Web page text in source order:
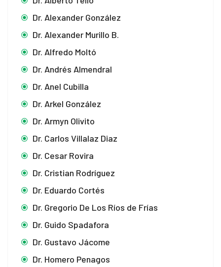
Dr. Alexander González
Dr. Alexander Murillo B.
Dr. Alfredo Moltó
Dr. Andrés Almendral
Dr. Anel Cubilla
Dr. Arkel González
Dr. Armyn Olivito
Dr. Carlos Villalaz Diaz
Dr. Cesar Rovira
Dr. Cristian Rodríguez
Dr. Eduardo Cortés
Dr. Gregorio De Los Ríos de Frías
Dr. Guido Spadafora
Dr. Gustavo Jácome
Dr. Homero Penagos